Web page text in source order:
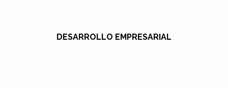
DESARROLLO EMPRESARIAL